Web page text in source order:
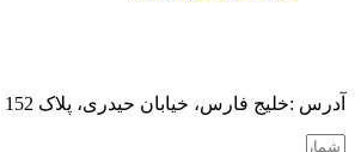
آدرس :خلیج فارس، خیابان حیدری، پلاک 152